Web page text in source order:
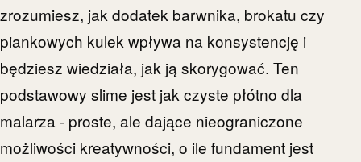
zrozumiesz, jak dodatek barwnika, brokatu czy
piankowych kulek wpływa na konsystencję i
będziesz wiedziała, jak ją skorygować. Ten
podstawowy slime jest jak czyste płótno dla
malarza - proste, ale dające nieograniczone
możliwości kreatywności, o ile fundament jest